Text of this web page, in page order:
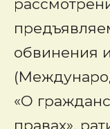
обвинения
«О
правах»,